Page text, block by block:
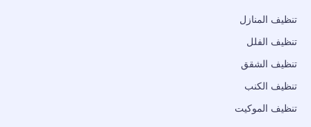
تنظيف المنازل
تنظيف الفلل
تنظيف الشقق
تنظيف الكنب
تنظيف الموكيت